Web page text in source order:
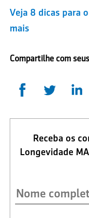
Veja 8 dicas para
mais
Compartilhe com
Receba os
Longevidade